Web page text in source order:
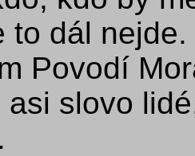
to dál
Povodí
asi slovo